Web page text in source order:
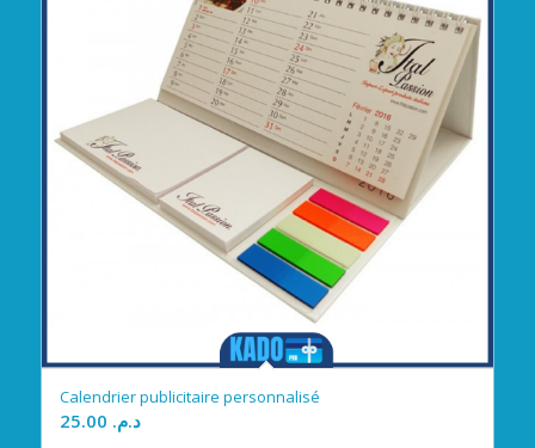
Calendrier publicitaire personnalisé
د.م.